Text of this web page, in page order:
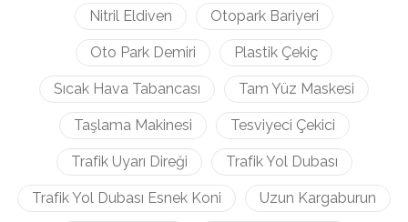
Nitril Eldiven Otopark Bariyeri
Oto Park Demiri Plastik Çekiç
Sıcak Hava Tabancası Tam Yüz Maskesi
Taşlama Makinesi Tesviyeci Çekici
Trafik Uyarı Direği Trafik Yol Dubası
Trafik Yol Dubası Esnek Koni Uzun Kargaburun